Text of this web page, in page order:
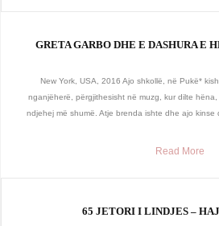
GRETA GARBO DHE E DASHURA E
New York, USA, 2016 Ajo shkollë, në Pukë*
nganjëherë, përgjithesisht në muzg, kur dilte
ndjehej më shumë. Atje brenda ishte dhe ajo kinse
Read More
65 JETORI I LINDJES –